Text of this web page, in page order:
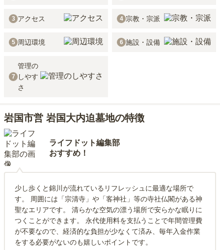
3 アクセス 4 宗教・宗派
5 周辺環境 6 施設・設備
7
管理の
しやす
さ
岩国市営 岩国大内迫墓地の特徴
ライフドット編集部
おすすめ！
少し歩くと錦川が流れているリフレッシュに最適な場所で
す。 周囲には「宗清寺」や「客神社」等の寺社仏閣がある神
聖なエリアです。 清らかな空気の漂う場所で安らかな眠りに
つくことができます。 永代使用料を支払うことで年間管理費
が不要なので、経済的な負担が少なくて済み、毎年入金作業
をする必要がないのも嬉しいポイントです。